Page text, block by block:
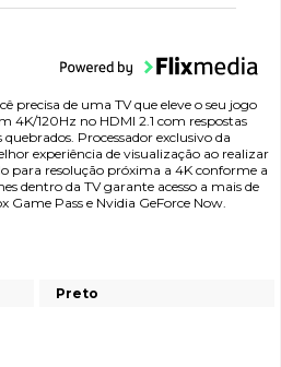
precisa de uma TV que eleve o seu jogo
4K/120Hz no HDMI 2.1 com respostas
Processador exclusivo da
experiência de visualização ao realizar
para resolução próxima a 4K conforme a
dentro da TV garante acesso a mais de
Pass e Nvidia GeForce Now.
Preto